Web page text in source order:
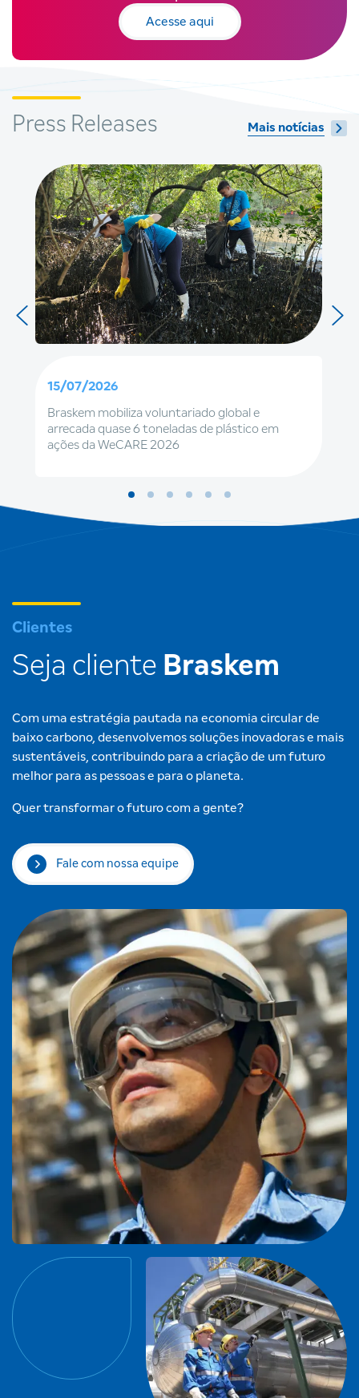
Acesse aqui
Press Releases Mais notícias
15/07/2026
Braskem mobiliza voluntariado global e
arrecada quase 6 toneladas de plástico em
ações da WeCARE 2026
Clientes
Seja cliente Braskem
Com uma estratégia pautada na economia circular de
baixo carbono, desenvolvemos soluções inovadoras e mais
sustentáveis, contribuindo para a criação de um futuro
melhor para as pessoas e para o planeta.
Quer transformar o futuro com a gente?
Fale com nossa equipe